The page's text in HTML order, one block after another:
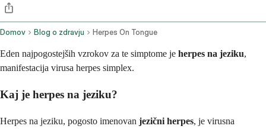
Domov Blog o zdravju Herpes On Tongue
Eden najpogostejših vzrokov za te simptome je herpes na jeziku,
manifestacija virusa herpes simplex.
Kaj je herpes na jeziku?
Herpes na jeziku, pogosto imenovan jezični herpes, je virusna